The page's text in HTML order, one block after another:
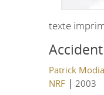
texte
Patrick
NRF| 2003